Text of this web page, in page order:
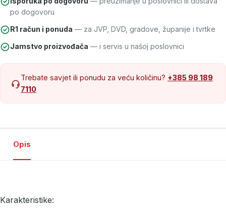
po dogovoru
R1 račun i ponuda — za JVP, DVD, gradove, županije i tvrtke
Jamstvo proizvođača — i servis u našoj poslovnici
Trebate savjet ili ponudu za veću količinu? +385 98 189
7110
Opis
Karakteristike: